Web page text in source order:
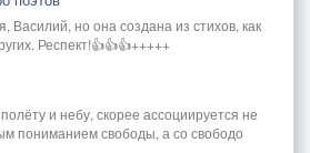
Василий, но она создана из стихов, как
Респект!👍👍👍+++++
и небу, скорее ассоциируется не
пониманием свободы, а со свободо